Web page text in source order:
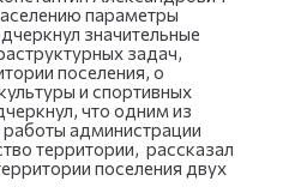
параметры
значительные
задач,
поселения, о
и спортивных
что одним из
администрации
территории, рассказал
поселения двух